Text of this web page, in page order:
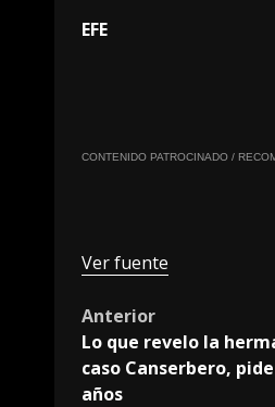
EFE
CONTENIDO PATROCINADO /
Ver fuente
Post
navigation
Anterior
Lo que revelo la
caso Canserbero,
años